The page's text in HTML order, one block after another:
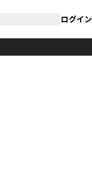
ログイン